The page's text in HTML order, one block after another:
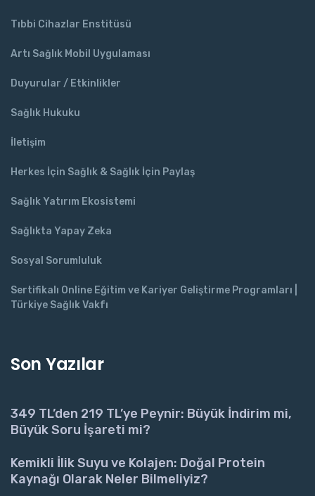
Tıbbi Cihazlar Enstitüsü
Artı Sağlık Mobil Uygulaması
Duyurular / Etkinlikler
Sağlık Hukuku
İletişim
Herkes İçin Sağlık & Sağlık İçin Paylaş
Sağlık Yatırım Ekosistemi
Sağlıkta Yapay Zeka
Sosyal Sorumluluk
Sertifikalı Online Eğitim ve Kariyer Geliştirme Programları |
Türkiye Sağlık Vakfı
Son Yazılar
349 TL’den 219 TL’ye Peynir: Büyük İndirim mi,
Büyük Soru İşareti mi?
Kemikli İlik Suyu ve Kolajen: Doğal Protein
Kaynağı Olarak Neler Bilmeliyiz?